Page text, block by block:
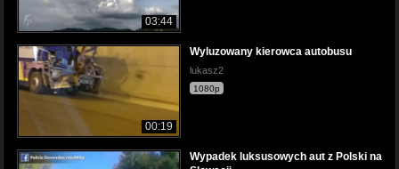
03:44
00:19
Wyluzowany kierowca autobusu
lukasz2
1080p
Wypadek luksusowych aut z Polski na